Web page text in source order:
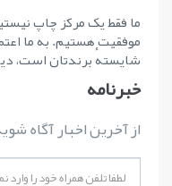
ما فقط یک مرکز چاپ
موفقیت هستیم. به ما
شایستهٔ برندتان است،
خبرنامه
از آخرین اخبار آگاه